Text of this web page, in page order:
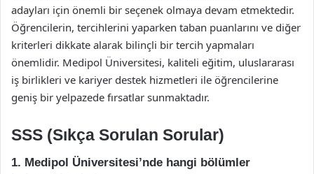
adayları için önemli bir seçenek olmaya devam etmektedir.
Öğrencilerin, tercihlerini yaparken taban puanlarını ve diğer
kriterleri dikkate alarak bilinçli bir tercih yapmaları
önemlidir. Medipol Üniversitesi, kaliteli eğitim, uluslararası
iş birlikleri ve kariyer destek hizmetleri ile öğrencilerine
geniş bir yelpazede fırsatlar sunmaktadır.
SSS (Sıkça Sorulan Sorular)
1. Medipol Üniversitesi’nde hangi bölümler